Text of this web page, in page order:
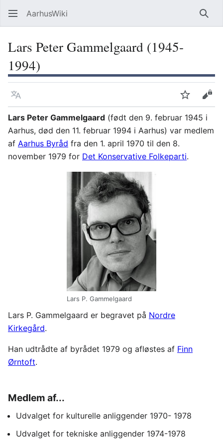
AarhusWiki Søg
Lars Peter Gammelgaard (1945-
1994)
Sprog OvervågVis
Lars Peter Gammelgaard (født den 9. februar 1945 i
Aarhus, død den 11. februar 1994 i Aarhus) var medlem
af Aarhus Byråd fra den 1. april 1970 til den 8.
november 1979 for Det Konservative Folkeparti.
Lars P. Gammelgaard
Lars P. Gammelgaard er begravet på Nordre
Kirkegård.
Han udtrådte af byrådet 1979 og afløstes af Finn
Ørntoft.
Medlem af...
Udvalget for kulturelle anliggender 1970- 1978
Udvalget for tekniske anliggender 1974-1978